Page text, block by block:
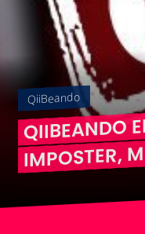
QiiBeando
QIIBEANDO
IMPOSTER,